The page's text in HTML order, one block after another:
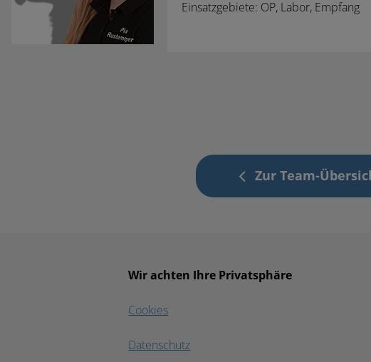
Einsatzgebiete: OP, Labor, Empfang
Zur Team-
Wir achten Ihre Privatsphäre
Cookies
Datenschutz